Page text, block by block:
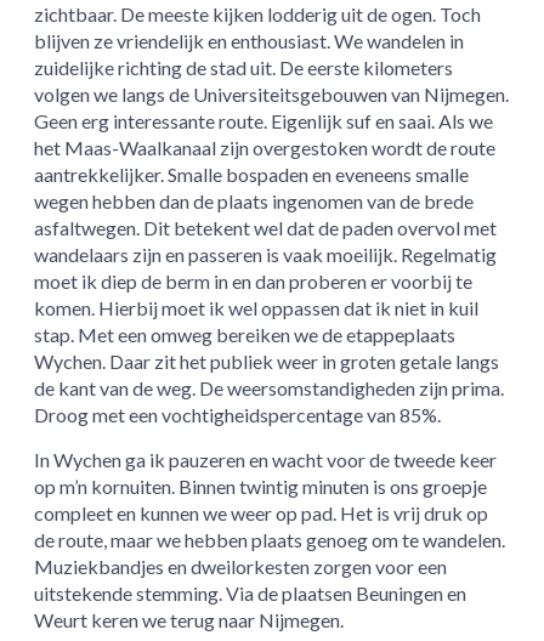
zichtbaar. De meeste kijken lodderig uit de ogen. Toch
blijven ze vriendelijk en enthousiast. We wandelen in
zuidelijke richting de stad uit. De eerste kilometers
volgen we langs de Universiteitsgebouwen van Nijmegen.
Geen erg interessante route. Eigenlijk suf en saai. Als we
het Maas-Waalkanaal zijn overgestoken wordt de route
aantrekkelijker. Smalle bospaden en eveneens smalle
wegen hebben dan de plaats ingenomen van de brede
asfaltwegen. Dit betekent wel dat de paden overvol met
wandelaars zijn en passeren is vaak moeilijk. Regelmatig
moet ik diep de berm in en dan proberen er voorbij te
komen. Hierbij moet ik wel oppassen dat ik niet in kuil
stap. Met een omweg bereiken we de etappeplaats
Wychen. Daar zit het publiek weer in groten getale langs
de kant van de weg. De weersomstandigheden zijn prima.
Droog met een vochtigheidspercentage van 85%.
In Wychen ga ik pauzeren en wacht voor de tweede keer
op m’n kornuiten. Binnen twintig minuten is ons groepje
compleet en kunnen we weer op pad. Het is vrij druk op
de route, maar we hebben plaats genoeg om te wandelen.
Muziekbandjes en dweilorkesten zorgen voor een
uitstekende stemming. Via de plaatsen Beuningen en
Weurt keren we terug naar Nijmegen.